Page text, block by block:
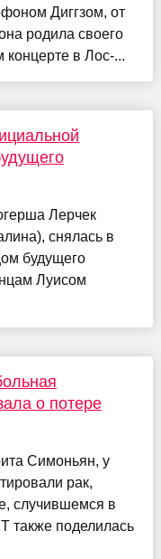
Диггзом, от
родила своего
концерте в Лос-...
Лерчек
снялась в
будущего
Луисом
о потере
Симоньян, у
рак,
случившемся в
также поделилась